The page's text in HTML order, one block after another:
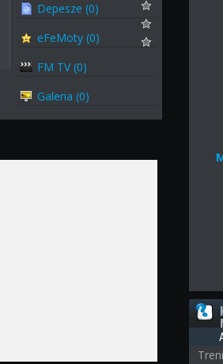
Depesze (0)
eFeMoty (0)
FM TV (0)
Galeria (0)